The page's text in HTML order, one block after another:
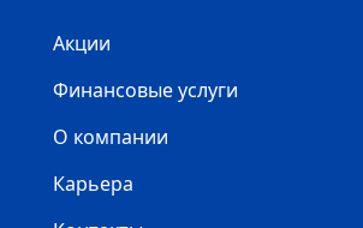
Акции
Финансовые услуги
О компании
Карьера